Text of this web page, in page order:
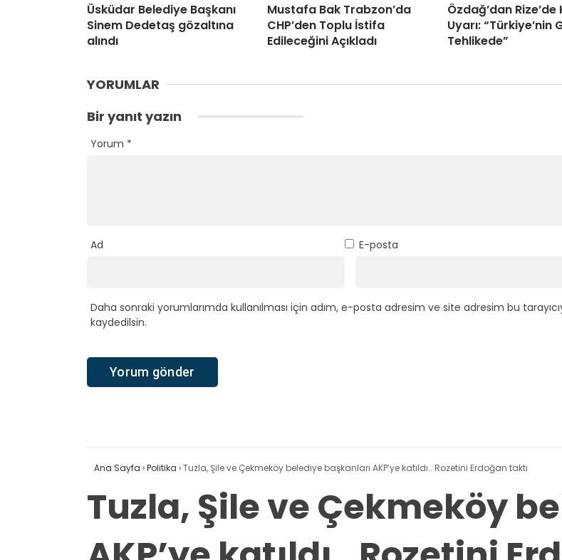
Üsküdar Belediye Başkanı
Sinem Dedetaş gözaltına
alındı
Mustafa Bak Trabzon’da
CHP’den Toplu İstifa
Edileceğini Açıkladı
Özdağ’dan
Uyarı: “Türkiye’nin
Tehlikede”
YORUMLAR
Bir yanıt yazın
Yorum *
Ad E-posta
Daha sonraki yorumlarımda kullanılması için adım, e-posta adresim ve site adresim bu
kaydedilsin.
Ana Sayfa ›Politika ›Tuzla, Şile ve Çekmeköy belediye başkanları AKP’ye katıldı.. Rozetini Erdoğan taktı
Tuzla, Şile ve Çekmeköy